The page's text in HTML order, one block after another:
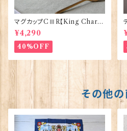
マグカップCⅢR【King Charle
sⅢ Coronation】Victoria E
ggs 50127
¥4,290
40%OFF
その他の